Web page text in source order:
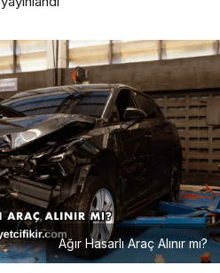
Ağır Hasarlı Araç Alınır mı?